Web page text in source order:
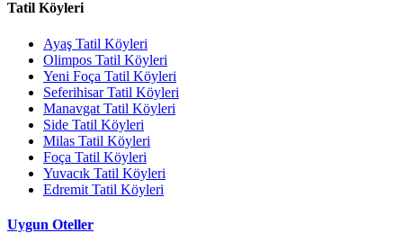
Tatil Köyleri
Ayaş Tatil Köyleri
Olimpos Tatil Köyleri
Yeni Foça Tatil Köyleri
Seferihisar Tatil Köyleri
Manavgat Tatil Köyleri
Side Tatil Köyleri
Milas Tatil Köyleri
Foça Tatil Köyleri
Yuvacık Tatil Köyleri
Edremit Tatil Köyleri
Uygun Oteller